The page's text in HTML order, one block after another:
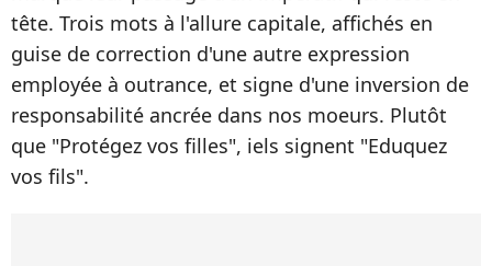
tête. Trois mots à l'allure capitale, affichés en
guise de correction d'une autre expression
employée à outrance, et signe d'une inversion de
responsabilité ancrée dans nos moeurs. Plutôt
que "Protégez vos filles", iels signent "Eduquez
vos fils".